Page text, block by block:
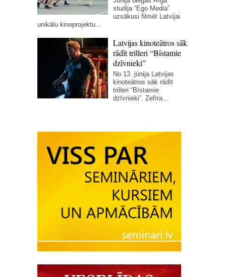
studija “Ego Media”
uzsākusi filmēt Latvijai
unikālu kinoprojektu...
Latvijas kinoteātros sāk
rādīt trilleri “Bīstamie
dzīvnieki”
No 13. jūnija Latvijas
kinoteātros sāk rādīt
trilleri “Bīstamie
dzīvnieki”. Zefīra...